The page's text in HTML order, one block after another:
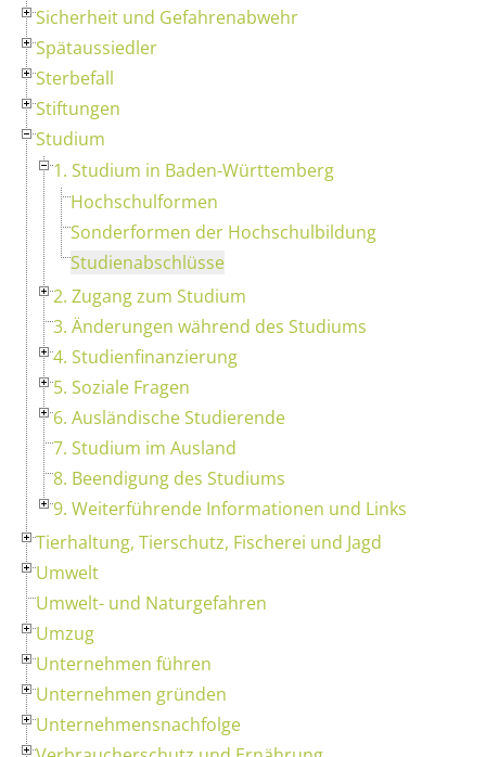
Sicherheit und Gefahrenabwehr
Spätaussiedler
Sterbefall
Stiftungen
Studium
1. Studium in Baden-Württemberg
Hochschulformen
Sonderformen der Hochschulbildung
Studienabschlüsse
2. Zugang zum Studium
3. Änderungen während des Studiums
4. Studienfinanzierung
5. Soziale Fragen
6. Ausländische Studierende
7. Studium im Ausland
8. Beendigung des Studiums
9. Weiterführende Informationen und Links
Tierhaltung, Tierschutz, Fischerei und Jagd
Umwelt
Umwelt- und Naturgefahren
Umzug
Unternehmen führen
Unternehmen gründen
Unternehmensnachfolge